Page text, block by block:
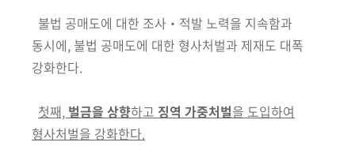
불법 공매도에 대한 조사‧적발 노력을 지속함과
동시에, 불법 공매도에 대한 형사처벌과 제재도 대폭
강화한다.
첫째, 벌금을 상향하고 징역 가중처벌을 도입하여
형사처벌을 강화한다.